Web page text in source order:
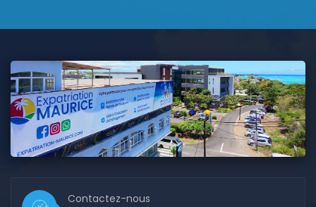
Contactez-nous